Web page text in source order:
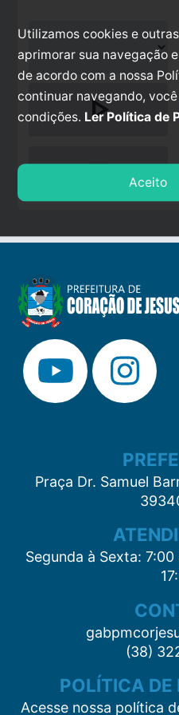
play_arrow
stop
Praça Dr. Samuel
Segunda à Sexta:
(38)
POLÍTICA DE
Acesse nossa política
Utilizamos cookies e
aprimorar sua navegação
de acordo com a nossa
continuar navegando,
condições. Ler Política de
Aceito